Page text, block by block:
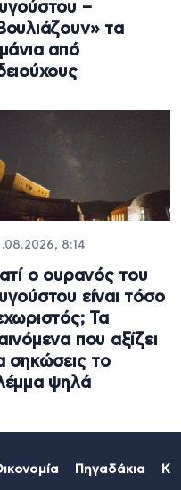
–
τα
από
8:14
ο ουρανός του
είναι τόσο
Τα
που αξίζει
σηκώσεις το
ψηλά
Πηγαδάκια